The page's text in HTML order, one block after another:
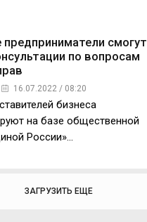
смогут
по вопросам
16.07.2022 / 08:20
бизнеса
на базе общественной
России»…
ЗАГРУЗИТЬ ЕЩЕ